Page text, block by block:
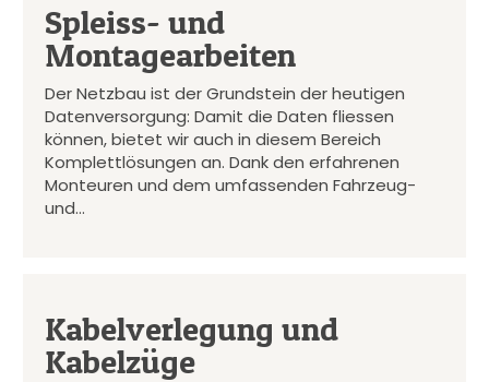
Spleiss- und
Montagearbeiten
Der Netzbau ist der Grundstein der heutigen
Datenversorgung: Damit die Daten fliessen
können, bietet wir auch in diesem Bereich
Komplettlösungen an. Dank den erfahrenen
Monteuren und dem umfassenden Fahrzeug-
und…
Kabelverlegung und
Kabelzüge